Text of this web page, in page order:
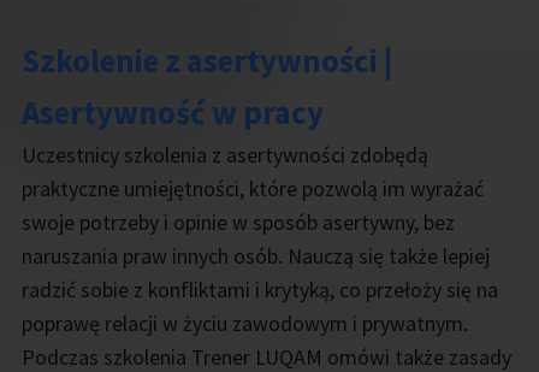
Szkolenie z asertywności |
Asertywność w pracy
Uczestnicy szkolenia z asertywności zdobędą
praktyczne umiejętności, które pozwolą im wyrażać
swoje potrzeby i opinie w sposób asertywny, bez
naruszania praw innych osób. Nauczą się także lepiej
radzić sobie z konfliktami i krytyką, co przełoży się na
poprawę relacji w życiu zawodowym i prywatnym.
Podczas szkolenia Trener LUQAM omówi także zasady